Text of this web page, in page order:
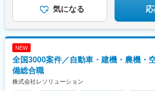
気になる
NEW
全国3000案件／自動車・建機・農機・
備総合職
株式会社レソリューション